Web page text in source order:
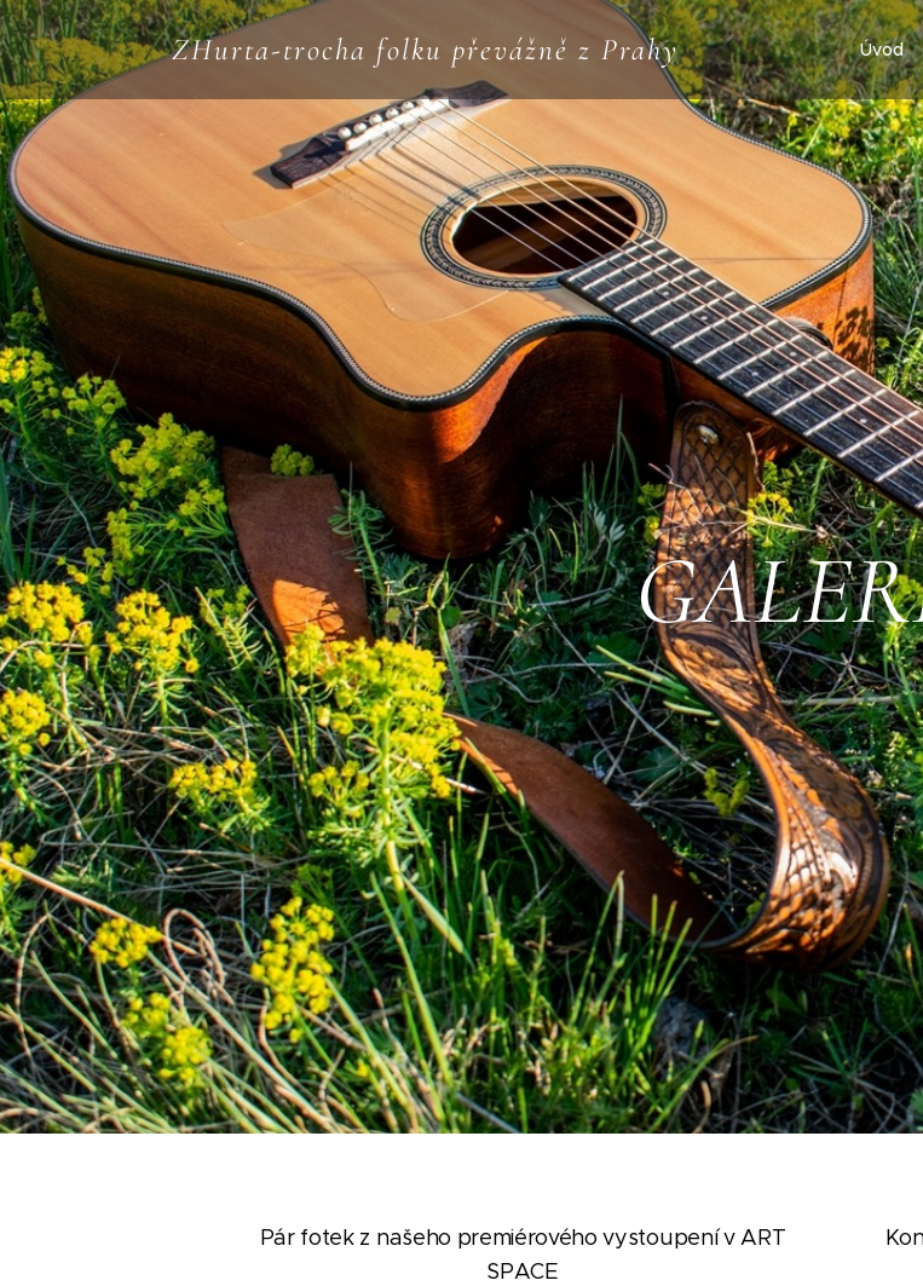
ZHurta-trocha folku převážně z Prahy Úvod
Pár fotek z našeho premiérovéhovystoupení v ART
SPACE